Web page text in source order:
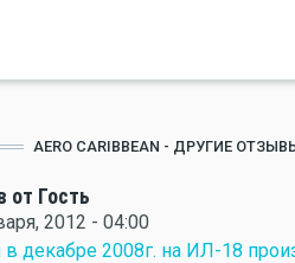
AERO CARIBBEAN - ДРУГИЕ
от Гость
2012 - 04:00
в декабре 2008г. на ИЛ-18